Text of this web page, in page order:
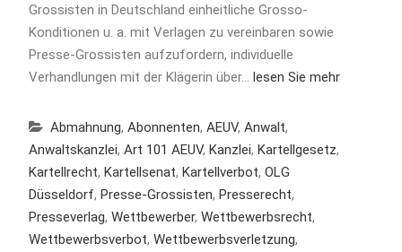
Grossisten in Deutschland einheitliche Grosso-
Konditionen u. a. mit Verlagen zu vereinbaren sowie
Presse-Grossisten aufzufordern, individuelle
Verhandlungen mit der Klägerin über… lesen Sie mehr
Abmahnung, Abonnenten, AEUV, Anwalt,
Anwaltskanzlei, Art 101 AEUV, Kanzlei, Kartellgesetz,
Kartellrecht, Kartellsenat, Kartellverbot, OLG
Düsseldorf, Presse-Grossisten, Presserecht,
Presseverlag, Wettbewerber, Wettbewerbsrecht,
Wettbewerbsverbot, Wettbewerbsverletzung,